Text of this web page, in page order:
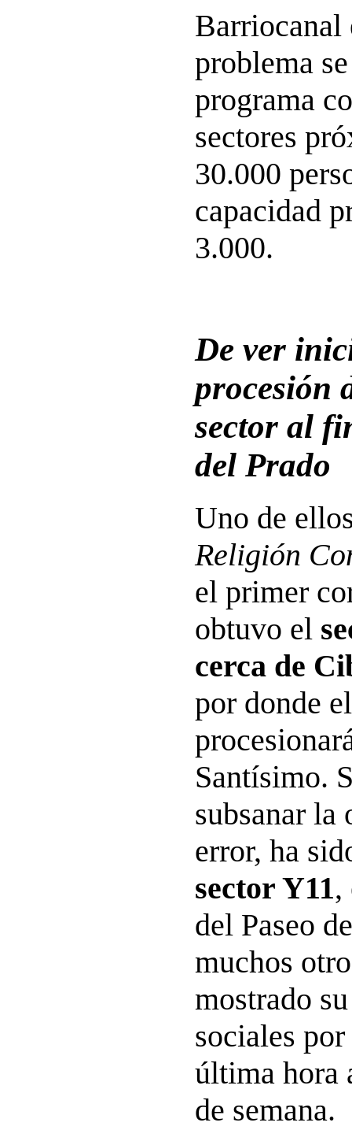
Barriocanal
problema
programa
sectores
30.000
capacidad
3.000.
De ver
procesión
sector al
del Prado
Uno de
Religión
el primer
obtuvo el
cerca de
por donde
Santísimo.
subsanar la
error, ha
sector Y11,
del Paseo
muchos
mostrado
sociales
última hora
de semana.